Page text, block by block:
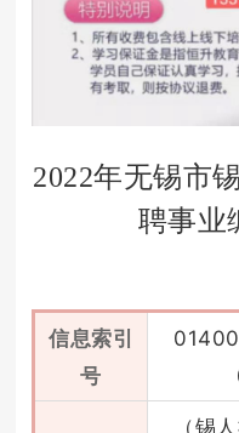
2022年无锡市
聘事业
信息索引
号
（锡